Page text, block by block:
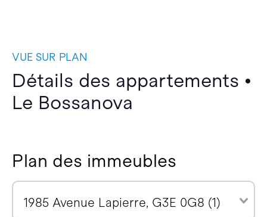
VUE SUR PLAN
Détails des appartements •
Le Bossanova
Plan des immeubles
1985 Avenue Lapierre, G3E 0G8 (1)